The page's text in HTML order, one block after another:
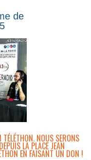
de
NOUS SERONS
LA PLACE JEAN
EN FAISANT UN DON !